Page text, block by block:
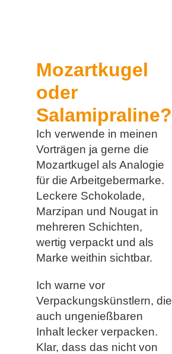
Mozartkugel
oder
Salamipraline?
Ich verwende in meinen
Vorträgen ja gerne die
Mozartkugel als Analogie
für die Arbeitgebermarke.
Leckere Schokolade,
Marzipan und Nougat in
mehreren Schichten,
wertig verpackt und als
Marke weithin sichtbar.
Ich warne vor
Verpackungskünstlern, die
auch ungenießbaren
Inhalt lecker verpacken.
Klar, dass das nicht von